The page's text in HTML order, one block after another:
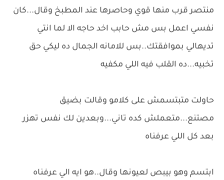
منتصر قرب منها قوي وحاصرها عند المطبخ وقال...كان
نفسي اعمل بس مش حابب اخد حاجه الا لما انتي
تديهالي بموافقتك..بس للامانه الجمال ده ليكي حق
تخبيه...ده القلب فيه اللي مكفيه
حاولت متبتسمش على كلامو وقالت بضيق
مصتنع...متعملش كده تاني...وبعدين لك نفس تهزر
بعد كل اللي عرفناه
ابتسم وهو بيبص لعيونها وقال..هو ايه الي عرفناه